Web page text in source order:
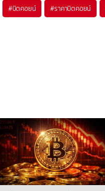
#บิตคอยน์ #ราคาบิตคอยน์